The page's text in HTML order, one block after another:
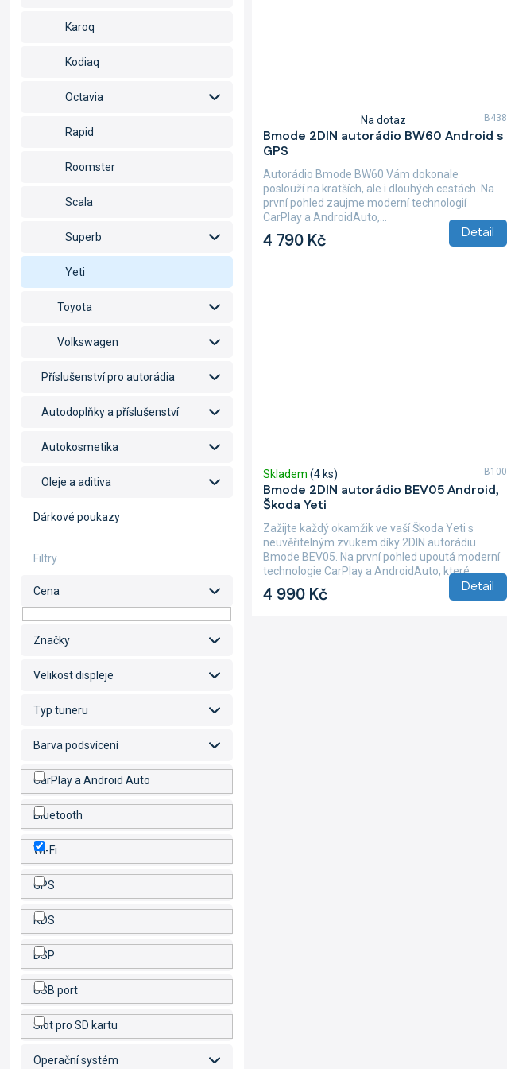
Karoq
Kodiaq
Octavia
Rapid
Roomster
Scala
Superb
Yeti
Toyota
Volkswagen
Příslušenství pro autorádia
Autodoplňky a příslušenství
Autokosmetika
Oleje a aditiva
Dárkové poukazy
Cena
Značky
Velikost displeje
Typ tuneru
Barva podsvícení
CarPlay a Android Auto
Bluetooth
Wi-Fi
GPS
RDS
DSP
USB port
Slot pro SD kartu
Operační systém
Bmode 2DIN autorádio BW60 Android s
GPS
hodnocení
produktu
je
4,7
z
5
hvězdiček.
Na dotaz
4 790 Kč Detail
Autorádio Bmode BW60 Vám dokonale
poslouží na kratších, ale i dlouhých cestách. Na
první pohled zaujme moderní technologií
CarPlay a AndroidAuto,...
B438
Bmode 2DIN autorádio BEV05 Android,
Škoda Yeti
Skladem (4 ks)
4 990 Kč Detail
Zažijte každý okamžik ve vaší Škoda Yeti s
neuvěřitelným zvukem díky 2DIN autorádiu
Bmode BEV05. Na první pohled upoutá moderní
technologie CarPlay a AndroidAuto, které...
B100